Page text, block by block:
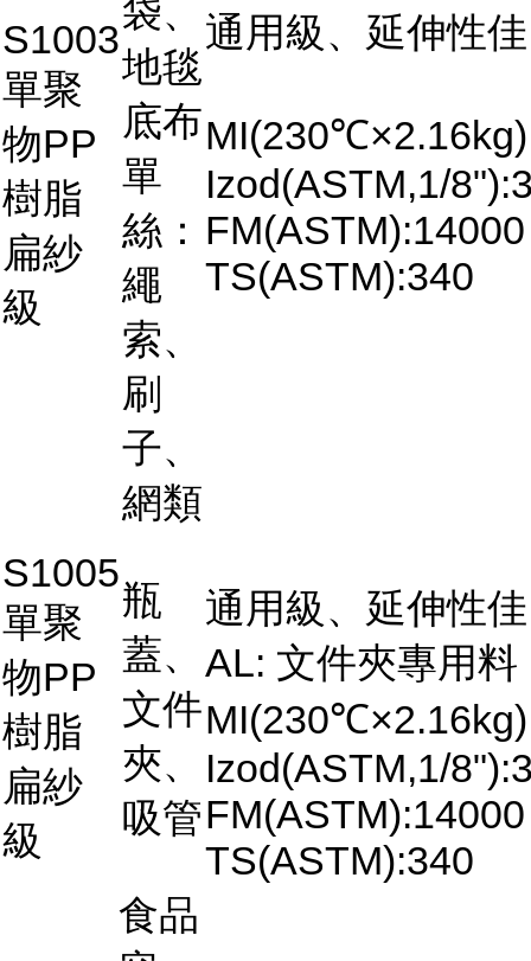
S1003
單聚
物PP
樹脂
扁紗
級
袋、
地毯
底布
單
絲：
繩
索、
刷
子、
網類
通用級、延伸性佳
Izod(ASTM,1/
FM(ASTM):14000
TS(ASTM):340
S1005
單聚
物PP
樹脂
扁紗
級
瓶
蓋、
文件
夾、
吸管
通用級、延伸性佳
AL: 文件夾專用料
Izod(ASTM,1/
FM(ASTM):14000
TS(ASTM):340
食品